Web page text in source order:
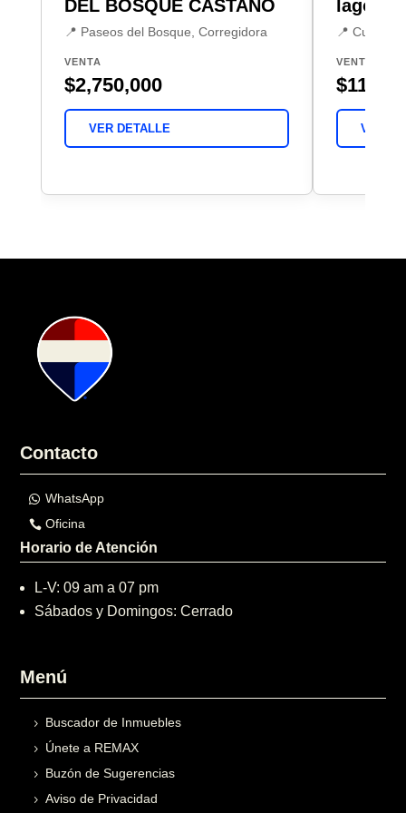
DEL BOSQUE CASTAÑO
📍 Paseos del Bosque, Corregidora
VENTA
$2,750,000
VER DETALLE
lago
📍
VENTA
VER
Contacto
WhatsApp
Oficina
Horario de Atención
L-V: 09 am a 07 pm
Sábados y Domingos: Cerrado
Menú
Buscador de Inmuebles
Únete a REMAX
Buzón de Sugerencias
Aviso de Privacidad